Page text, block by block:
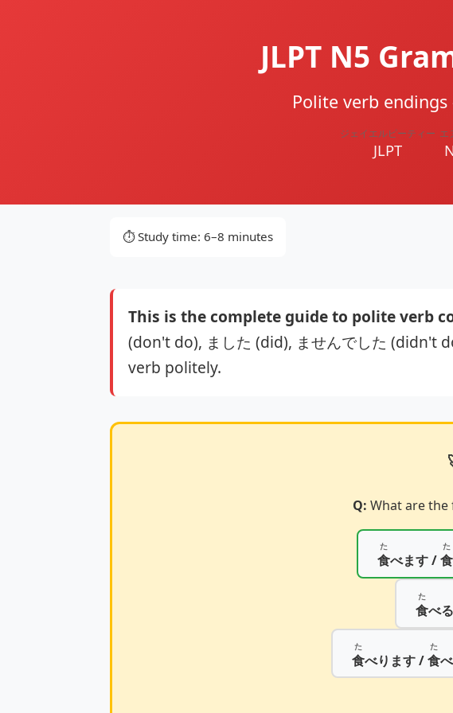
JLPT N5
Polite verb
JLPT
ジェイエルピーティー エ
⏱️ Study time: 6–8 minutes
This is the complete guide to polite verb
(don't do), ました (did), ませんでした
verb politely.
Q: What are
食
た
べます /食
た
食
た
べ
食
た
べります /食
た